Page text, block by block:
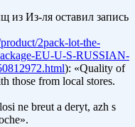
из Из-ля оставил запись
2pack-lot-the-
EU-U-S-RUSSIAN-
): «Quality of
those from local stores.
ne breut a deryt, azh s